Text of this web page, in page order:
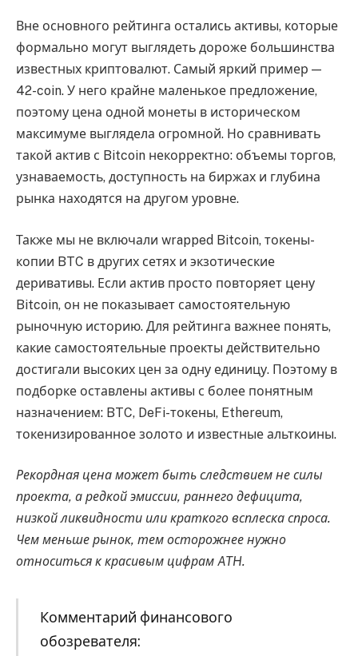
Вне основного рейтинга остались активы, которые
формально могут выглядеть дороже большинства
известных криптовалют. Самый яркий пример —
42-coin. У него крайне маленькое предложение,
поэтому цена одной монеты в историческом
максимуме выглядела огромной. Но сравнивать
такой актив с Bitcoin некорректно: объемы торгов,
узнаваемость, доступность на биржах и глубина
рынка находятся на другом уровне.
Также мы не включали wrapped Bitcoin, токены-
копии BTC в других сетях и экзотические
деривативы. Если актив просто повторяет цену
Bitcoin, он не показывает самостоятельную
рыночную историю. Для рейтинга важнее понять,
какие самостоятельные проекты действительно
достигали высоких цен за одну единицу. Поэтому в
подборке оставлены активы с более понятным
назначением: BTC, DeFi-токены, Ethereum,
токенизированное золото и известные альткоины.
Рекордная цена может быть следствием не силы
проекта, а редкой эмиссии, раннего дефицита,
низкой ликвидности или краткого всплеска спроса.
Чем меньше рынок, тем осторожнее нужно
относиться к красивым цифрам ATH.
Комментарий финансового
обозревателя: